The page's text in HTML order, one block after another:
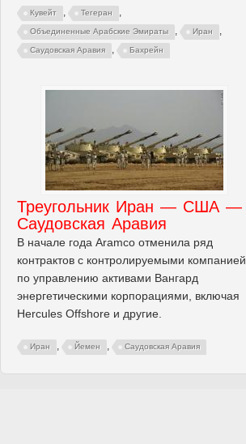
Кувейт , Тегеран ,
Объединенные Арабские Эмираты , Иран ,
Саудовская Аравия , Бахрейн
Треугольник Иран — США —
Саудовская Аравия
В начале года Aramco отменила ряд
контрактов с контролируемыми компанией
по управлению активами Вангард
энергетическими корпорациями, включая
Hercules Offshore и другие.
Иран , Йемен , Саудовская Аравия